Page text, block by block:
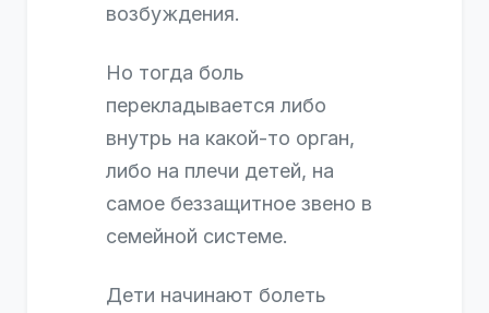
возбуждения.
Но тогда боль
перекладывается либо
внутрь на какой-то орган,
либо на плечи детей, на
самое беззащитное звено в
семейной системе.
Дети начинают болеть